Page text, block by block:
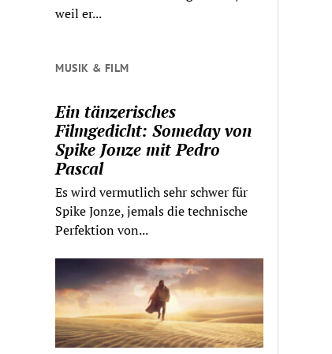
weil er...
MUSIK & FILM
Ein tänzerisches
Filmgedicht: Someday von
Spike Jonze mit Pedro
Pascal
Es wird vermutlich sehr schwer für
Spike Jonze, jemals die technische
Perfektion von...